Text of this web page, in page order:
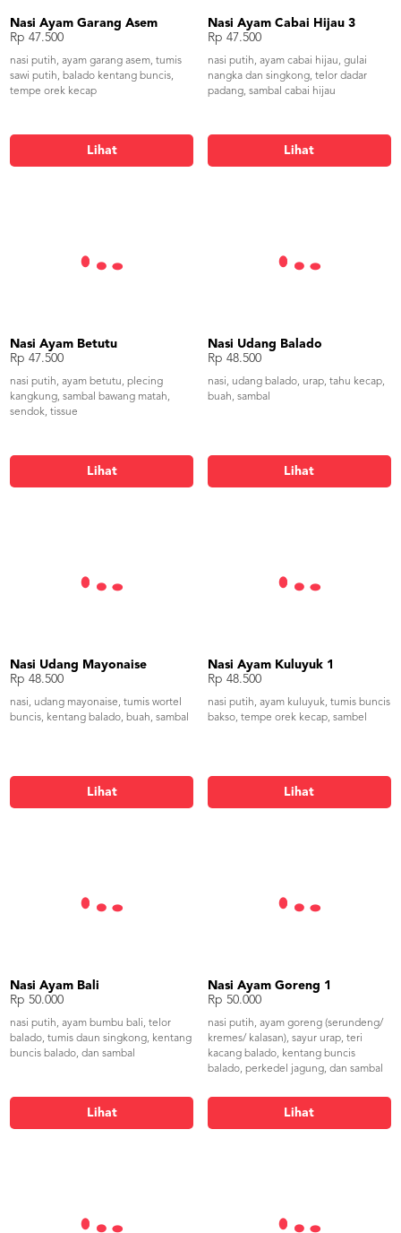
Nasi Ayam Garang Asem
Rp 47.500
nasi putih, ayam garang asem, tumis
sawi putih, balado kentang buncis,
tempe orek kecap
Lihat
Nasi Ayam Cabai Hijau 3
Rp 47.500
nasi putih, ayam cabai hijau, gulai
nangka dan singkong, telor dadar
padang, sambal cabai hijau
Lihat
Nasi Ayam Betutu
Rp 47.500
nasi putih, ayam betutu, plecing
kangkung, sambal bawang matah,
sendok, tissue
Lihat
Nasi Udang Balado
Rp 48.500
nasi, udang balado, urap, tahu kecap,
buah, sambal
Lihat
Nasi Udang Mayonaise
Rp 48.500
nasi, udang mayonaise, tumis wortel
buncis, kentang balado, buah, sambal
Lihat
Nasi Ayam Kuluyuk 1
Rp 48.500
nasi putih, ayam kuluyuk, tumis buncis
bakso, tempe orek kecap, sambel
Lihat
Nasi Ayam Bali
Rp 50.000
nasi putih, ayam bumbu bali, telor
balado, tumis daun singkong, kentang
buncis balado, dan sambal
Lihat
Nasi Ayam Goreng 1
Rp 50.000
nasi putih, ayam goreng (serundeng/
kremes/ kalasan), sayur urap, teri
kacang balado, kentang buncis
balado, perkedel jagung, dan sambal
Lihat